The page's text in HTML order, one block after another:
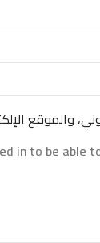
والموقع
in to be able